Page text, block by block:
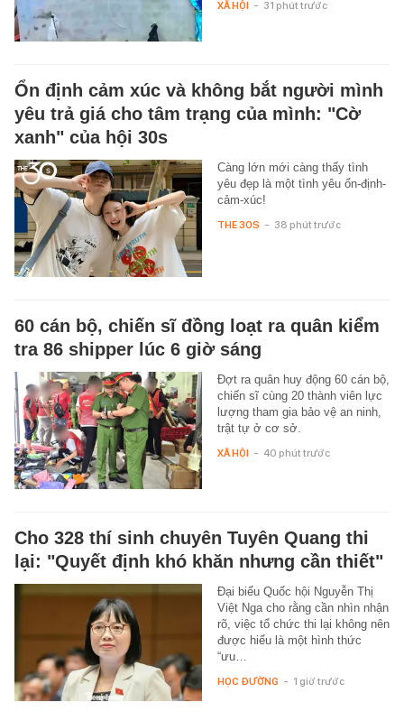
XÃ HỘI - 31 phút trước
Ổn định cảm xúc và không bắt người mình
yêu trả giá cho tâm trạng của mình: "Cờ
xanh" của hội 30s
Càng lớn mới càng thấy tình
yêu đẹp là một tình yêu ổn-định-
cảm-xúc!
THE 30S - 38 phút trước
60 cán bộ, chiến sĩ đồng loạt ra quân kiểm
tra 86 shipper lúc 6 giờ sáng
Đợt ra quân huy động 60 cán bộ,
chiến sĩ cùng 20 thành viên lực
lượng tham gia bảo vệ an ninh,
trật tự ở cơ sở.
XÃ HỘI - 40 phút trước
Cho 328 thí sinh chuyên Tuyên Quang thi
lại: "Quyết định khó khăn nhưng cần thiết"
Đại biểu Quốc hội Nguyễn Thị
Việt Nga cho rằng cần nhìn nhận
rõ, việc tổ chức thi lại không nên
được hiểu là một hình thức
“ưu…
HỌC ĐƯỜNG - 1 giờ trước